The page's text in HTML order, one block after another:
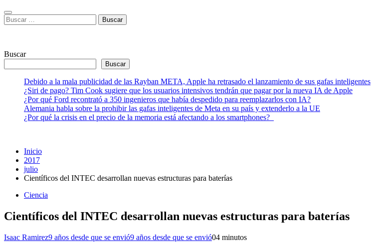
Buscar:
Buscar
Buscar
Debido a la mala publicidad de las Rayban META, Apple ha retrasado el lanzamiento de sus gafas inteligentes
¿Siri de pago? Tim Cook sugiere que los usuarios intensivos tendrán que pagar por la nueva IA de Apple
¿Por qué Ford recontrató a 350 ingenieros que había despedido para reemplazarlos con IA?
Alemania habla sobre la prohibir las gafas inteligentes de Meta en su país y extenderlo a la UE
¿Por qué la crisis en el precio de la memoria está afectando a los smartphones?
Inicio
2017
julio
Científicos del INTEC desarrollan nuevas estructuras para baterías
Ciencia
Científicos del INTEC desarrollan nuevas estructuras para baterías
Isaac Ramirez9 años desde que se envió9 años desde que se envió04 minutos